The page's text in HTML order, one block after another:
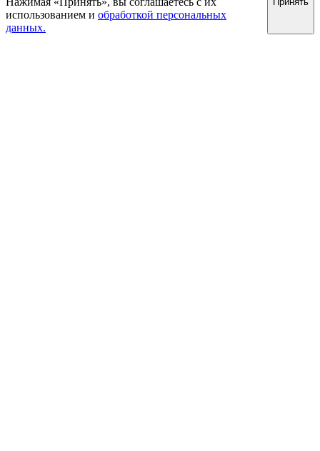
использованием и обработкой персональных
данных.